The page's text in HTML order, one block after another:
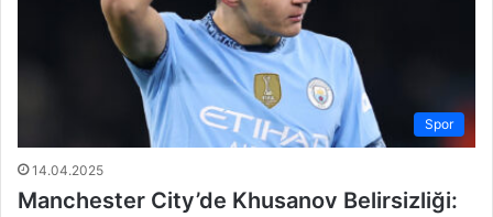
Spor
14.04.2025
Manchester City’de Khusanov Belirsizliği: